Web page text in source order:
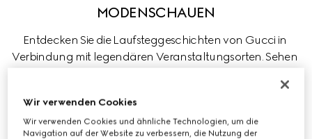
Entdecken Sie die Laufsteggeschichten von Gucci in
Verbindung mit legendären Veranstaltungsorten. Sehen
Kollektionen des Hauses an, in denen Tradition durch
kreative Innovationen weiterentwickelt wird.
Wir verwenden Cookies
Wir verwenden Cookies und ähnliche Technologien, um die
Navigation auf der Website zu verbessern, die Nutzung der